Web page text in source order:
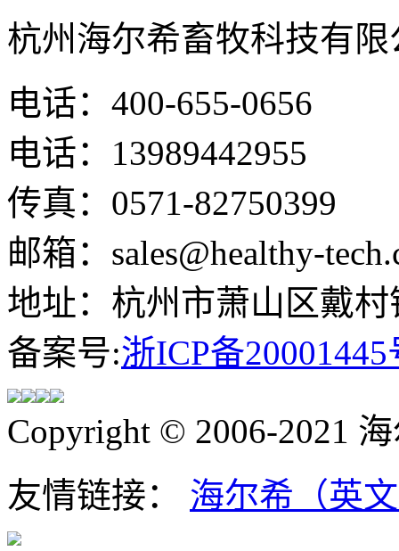
杭州海尔希畜牧科技有限
电话：400-655-0656
电话：13989442955
传真：0571-82750399
邮箱：sales@healthy-
地址：杭州市萧山区戴
备案号:浙ICP备20001445
Copyright © 2006-2021
友情链接： 海尔希（英